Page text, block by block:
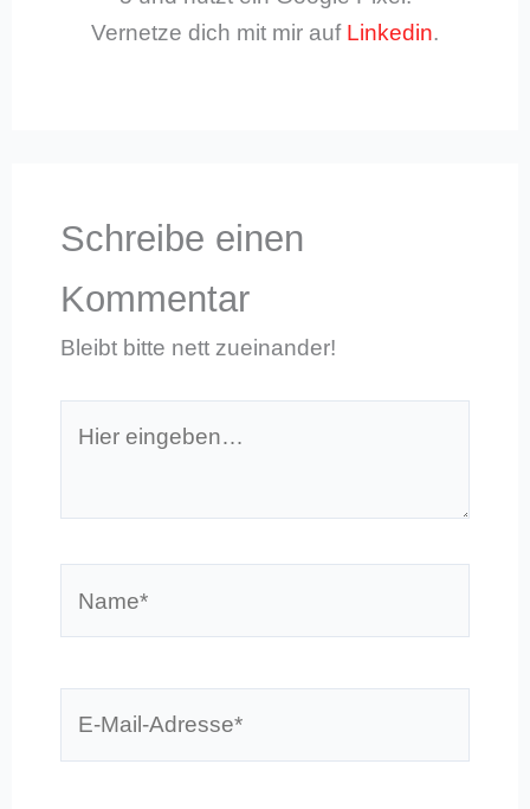
Vernetze dich mit mir auf Linkedin.
Schreibe einen
Kommentar
Bleibt bitte nett zueinander!
eingeben…